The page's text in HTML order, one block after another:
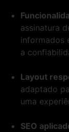
assinatura
informados
a
Layout
adaptado
uma
SEO